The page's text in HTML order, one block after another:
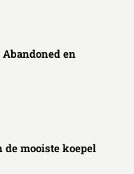
en
mooiste koepel